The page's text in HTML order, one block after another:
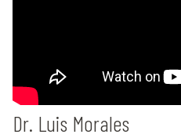
Dr. Luis Morales